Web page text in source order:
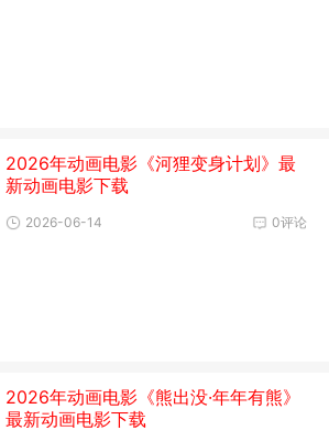
2026年动画电影《河狸变身计划》最
新动画电影下载
0评论
2026-06-14
2026年动画电影《熊出没·年年有熊》
最新动画电影下载